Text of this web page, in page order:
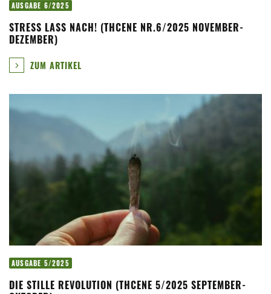
AUSGABE 6/2025
STRESS LASS NACH! (THCENE NR.6/2025 NOVEMBER-
DEZEMBER)
ZUM ARTIKEL
AUSGABE 5/2025
DIE STILLE REVOLUTION (THCENE 5/2025 SEPTEMBER-